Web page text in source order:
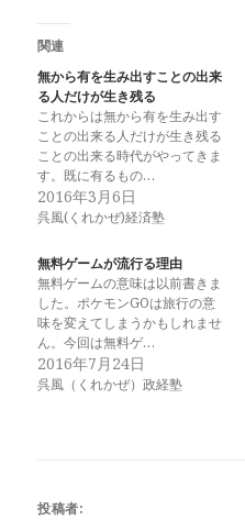
関連
無から有を生み出すことの出来
る人だけが生き残る
これからは無から有を生み出す
ことの出来る人だけが生き残る
ことの出来る時代がやってきま
す。既に有るもの…
2016年3月6日
呉風(くれかぜ)経済塾
無料ゲームが流行る理由
無料ゲームの意味は以前書きま
した。ポケモンGOは旅行の意
味を変えてしまうかもしれませ
ん。今回は無料ゲ…
2016年7月24日
呉風（くれかぜ）政経塾
投稿者: